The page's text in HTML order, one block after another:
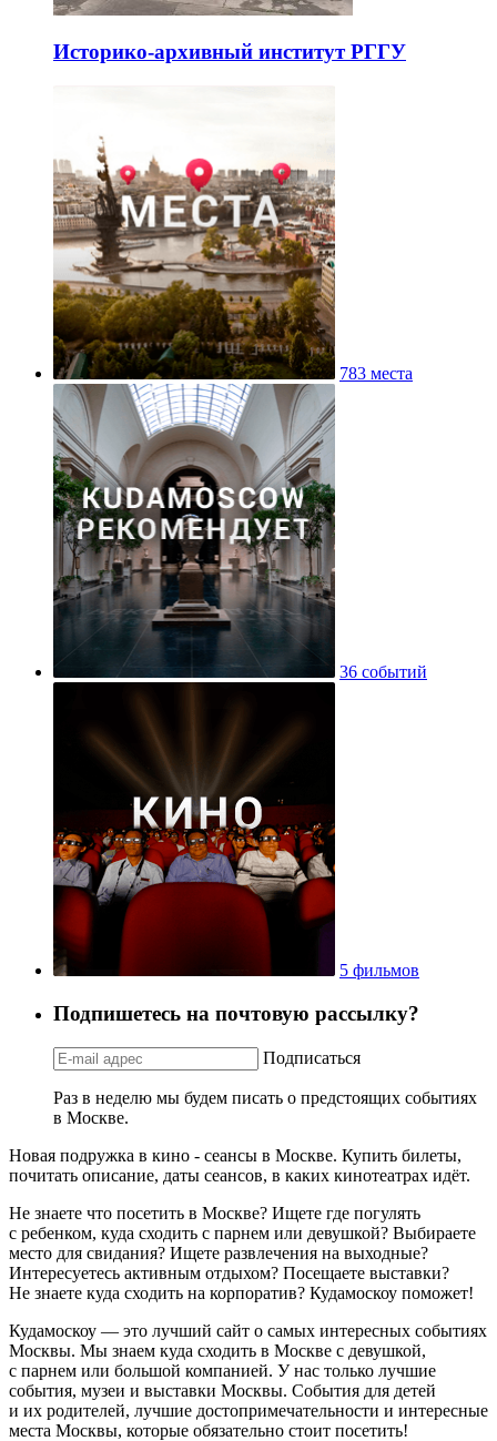
Историко-архивный институт РГГУ
783 места
36 событий
5 фильмов
Подпишетесь на почтовую рассылку?
Подписаться
Раз в неделю мы будем писать о предстоящих событиях
в Москве.
Новая подружка в кино - сеансы в Москве. Купить билеты,
почитать описание, даты сеансов, в каких кинотеатрах идёт.
Не знаете что посетить в Москве? Ищете где погулять
с ребенком, куда сходить с парнем или девушкой? Выбираете
место для свидания? Ищете развлечения на выходные?
Интересуетесь активным отдыхом? Посещаете выставки?
Не знаете куда сходить на корпоратив? Кудамоскоу поможет!
Кудамоскоу — это лучший сайт о самых интересных событиях
Москвы. Мы знаем куда сходить в Москве с девушкой,
с парнем или большой компанией. У нас только лучшие
события, музеи и выставки Москвы. События для детей
и их родителей, лучшие достопримечательности и интересные
места Москвы, которые обязательно стоит посетить!